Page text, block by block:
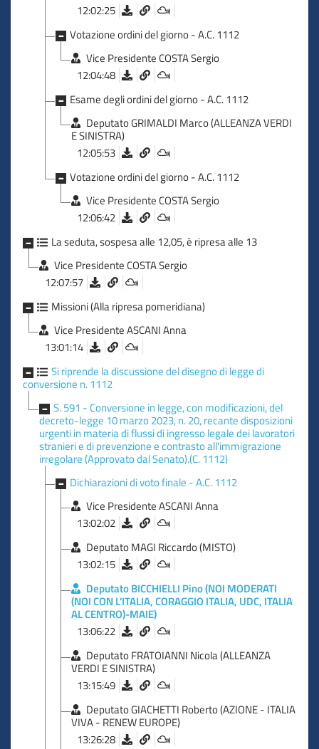
12:02:25
Votazione ordini del giorno - A.C. 1112
Vice Presidente COSTA Sergio
12:04:48
Esame degli ordini del giorno - A.C. 1112
Deputato GRIMALDI Marco (ALLEANZA VERDI
E SINISTRA)
12:05:53
Votazione ordini del giorno - A.C. 1112
Vice Presidente COSTA Sergio
12:06:42
La seduta, sospesa alle 12,05, è ripresa alle 13
Vice Presidente COSTA Sergio
12:07:57
Missioni (Alla ripresa pomeridiana)
Vice Presidente ASCANI Anna
13:01:14
Si riprende la discussione del disegno di legge di
conversione n. 1112
S. 591 - Conversione in legge, con modificazioni, del
decreto-legge 10 marzo 2023, n. 20, recante disposizioni
urgenti in materia di flussi di ingresso legale dei lavoratori
stranieri e di prevenzione e contrasto all'immigrazione
irregolare (Approvato dal Senato).(C. 1112)
Dichiarazioni di voto finale - A.C. 1112
Vice Presidente ASCANI Anna
13:02:02
Deputato MAGI Riccardo (MISTO)
13:02:15
Deputato BICCHIELLI Pino (NOI MODERATI
(NOI CON L'ITALIA, CORAGGIO ITALIA, UDC, ITALIA
AL CENTRO)-MAIE)
13:06:22
Deputato FRATOIANNI Nicola (ALLEANZA
VERDI E SINISTRA)
13:15:49
Deputato GIACHETTI Roberto (AZIONE - ITALIA
VIVA - RENEW EUROPE)
13:26:28